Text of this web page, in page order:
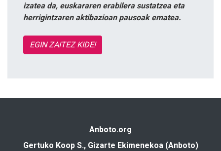
izatea da, euskararen erabilera sustatzea eta
herrigintzaren aktibazioan pausoak ematea.
EGIN ZAITEZ KIDE!
Anboto.org
Gertuko Koop S., Gizarte Ekimenekoa (Anboto)